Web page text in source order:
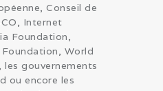
Conseil de
Internet
Foundation,
World
les gouvernements
ou encore les